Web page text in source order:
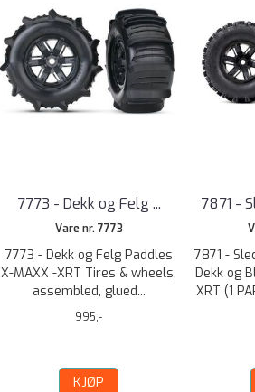
7773 - Dekk og Felg ...
Vare nr. 7773
7773 - Dekk og Felg Paddles
X-MAXX -XRT Tires & wheels,
assembled, glued...
995,-
KJØP
7871 -
7871 -
Dekk og
XRT (1